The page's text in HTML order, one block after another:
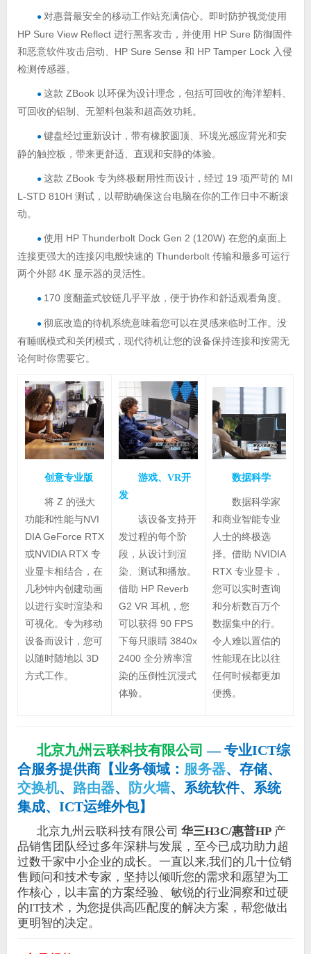
● 对惠普最安全的移动工作站充满信心。即时防护视觉使用
HP Sure View Reflect 进行黑客攻击，并使用 HP Sure 防御固件
和恶意软件攻击启动、HP Sure Sense 和 HP Tamper Lock 入侵
检测传感器。
● 这款 ZBook 以环保为设计理念，包括可回收的海洋塑料、
可回收的铝制、无塑料包装和超高效功耗。
● 键盘经过重新设计，带有橡胶圆顶、环境光感应背光和安
静的触控板，带来更舒适、直观和安静的体验。
● 这款 ZBook 专为终极耐用性而设计，经过 19 项严苛的 MI
L-STD 810H 测试，以帮助确保这台电脑在你的工作日中不断滚
动。
● 使用 HP Thunderbolt Dock Gen 2 (120W) 在您的桌面上
连接更强大的连接闪电般快速的 Thunderbolt 传输和最多可运行
两个外部 4K 显示器的灵活性。
● 170 度翻盖式铰链几乎平放，便于协作和舒适观看角度。
● 彻底改造的待机系统意味着您可以在灵感来临时工作。没
有睡眠模式和关闭模式，现代待机让您的设备保持连接和按需无
论何时你需要它。
创意专业版
将 Z 的强大
功能和性能与NVI
DIA GeForce RTX
或NVIDIA RTX 专
业显卡相结合，在
几秒钟内创建动画
以进行实时渲染和
可视化。专为移动
设备而设计，您可
以随时随地以 3D
方式工作。
游戏、VR开
发
该设备支持开
发过程的每个阶
段，从设计到渲
染、测试和播放。
借助 HP Reverb
G2 VR 耳机，您
可以获得 90 FPS
下每只眼睛 3840x
2400 全分辨率渲
染的压倒性沉浸式
体验。
数据科学
数据科学家
和商业智能专业
人士的终极选
择。借助 NVIDIA
RTX 专业显卡，
您可以实时查询
和分析数百万个
数据集中的行。
令人难以置信的
性能现在比以往
任何时候都更加
便携。
北京九州云联科技有限公司—专业ICT综
合服务提供商【业务领域： 服务器、存储、
交换机、 路由器、 防火墙、系统软件、系统
集成、ICT运维外包】
北京九州云联科技有限公司 华三H3C/惠普HP产
品销售团队经过多年深耕与发展，至今已成功助力超
过数千家中小企业的成长。一直以来,我们的几十位销
售顾问和技术专家，坚持以倾听您的需求和愿望为工
作核心，以丰富的方案经验、敏锐的行业洞察和过硬
的IT技术，为您提供高匹配度的解决方案，帮您做出
更明智的决定。